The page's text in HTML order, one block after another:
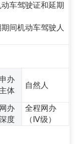
车驾驶证和延期
间机动车驾驶人
申办
主体
自然人
网办
度
全程网办
（Ⅳ级）